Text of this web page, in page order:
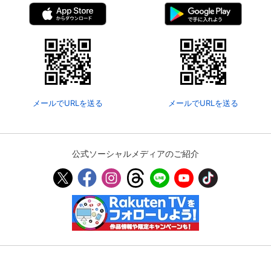
メールでURLを送る メールでURLを送る
公式ソーシャルメディアのご紹介